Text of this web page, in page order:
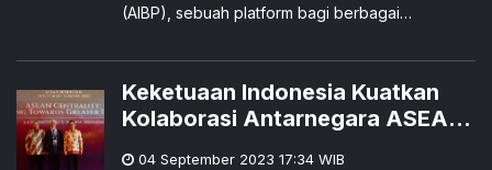
(AIBP), sebuah platform bagi berbagai
untuk mengakses dan bertukar informasi tentang
pertumbuhan dan inovasi, menganugerahi PT
HM Sampoerna Tbk. (Sampoerna) penghargaan
ASEAN Enterprise Innovation Award Indonesia
2023 atas inovasi dan penerapan teknologi
Keketuaan Indonesia Kuatkan
Kolaborasi Antarnegara ASEAN
04 September 2023 17:34 WIB